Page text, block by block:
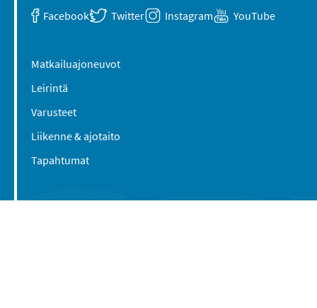
Facebook Twitter Instagram YouTube
Matkailuajoneuvot
Leirintä
Varusteet
Liikenne & ajotaito
Tapahtumat